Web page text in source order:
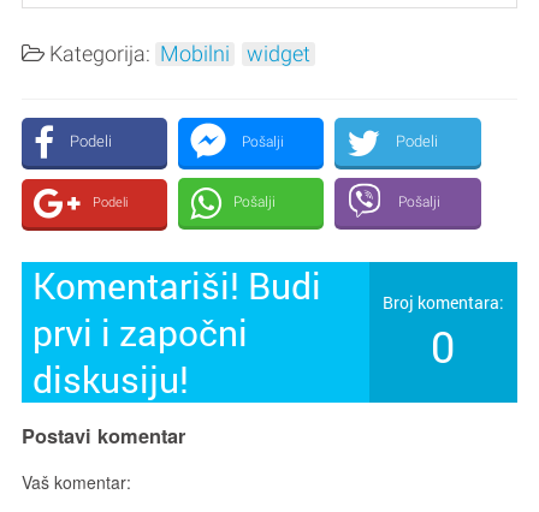
Kategorija: Mobilni widget
Podeli Pošalji Podeli
Podeli Pošalji Pošalji
Komentariši! Budi
prvi i započni
diskusiju!
Broj komentara:
0
Postavi komentar
Vaš komentar: